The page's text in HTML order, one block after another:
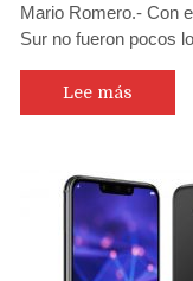
Mario Romero.- Con
Sur no fueron pocos
Lee más